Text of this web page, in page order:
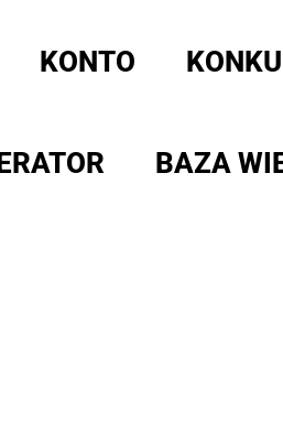
KONTO
BAZA